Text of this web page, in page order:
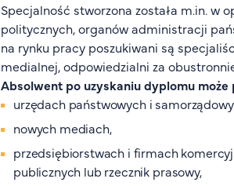
Specjalność stworzona została m.in. w
politycznych, organów administracji
na rynku pracy poszukiwani są
medialnej, odpowiedzialni za
Absolwent po uzyskaniu dyplomu
urzędach państwowych i
nowych mediach,
przedsiębiorstwach i firmach
publicznych lub rzecznik prasowy,